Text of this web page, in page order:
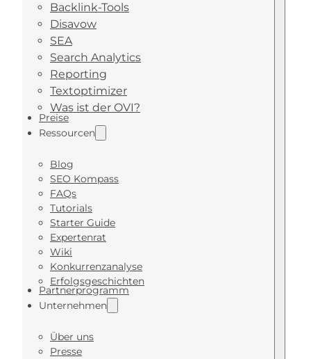
Backlink-Tools
Disavow
SEA
Search Analytics
Reporting
Textoptimizer
Was ist der OVI?
Preise
Ressourcen
Blog
SEO Kompass
FAQs
Tutorials
Starter Guide
Expertenrat
Wiki
Konkurrenzanalyse
Erfolgsgeschichten
Partnerprogramm
Unternehmen
Über uns
Presse